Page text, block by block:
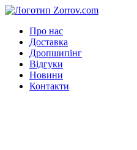
Про нас
Доставка
Дропшипінг
Відгуки
Новини
Контакти